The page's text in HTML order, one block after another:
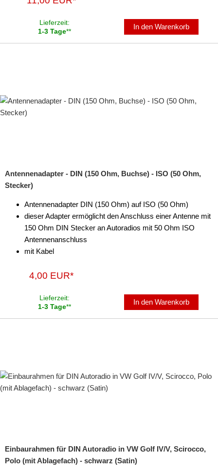
Lieferzeit:
1-3 Tage**
In den Warenkorb
Antennenadapter - DIN (150 Ohm, Buchse) - ISO (50 Ohm,
Stecker)
Antennenadapter DIN (150 Ohm) auf ISO (50 Ohm)
dieser Adapter ermöglicht den Anschluss einer Antenne mit
150 Ohm DIN Stecker an Autoradios mit 50 Ohm ISO
Antennenanschluss
mit Kabel
4,00 EUR*
Lieferzeit:
1-3 Tage**
In den Warenkorb
Einbaurahmen für DIN Autoradio in VW Golf IV/V, Scirocco,
Polo (mit Ablagefach) - schwarz (Satin)